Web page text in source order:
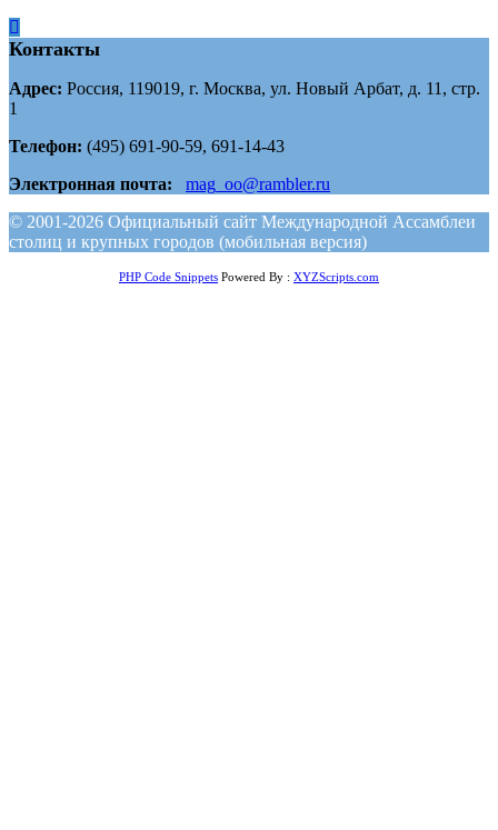
Контакты
Адрес: Россия, 119019, г. Москва, ул. Новый Арбат, д. 11, стр.
1
Телефон: (495) 691-90-59, 691-14-43
Электронная почта:
mag_oo@rambler.ru
© 2001-2026 Официальный сайт Международной Ассамблеи
столиц и крупных городов (мобильная версия)
PHP Code Snippets Powered By : XYZScripts.com